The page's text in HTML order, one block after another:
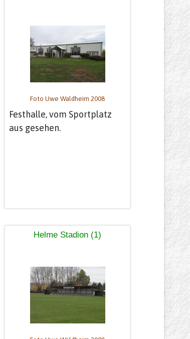
Foto Uwe Waldheim 2008
Festhalle, vom Sportplatz
aus gesehen.
Helme Stadion (1)